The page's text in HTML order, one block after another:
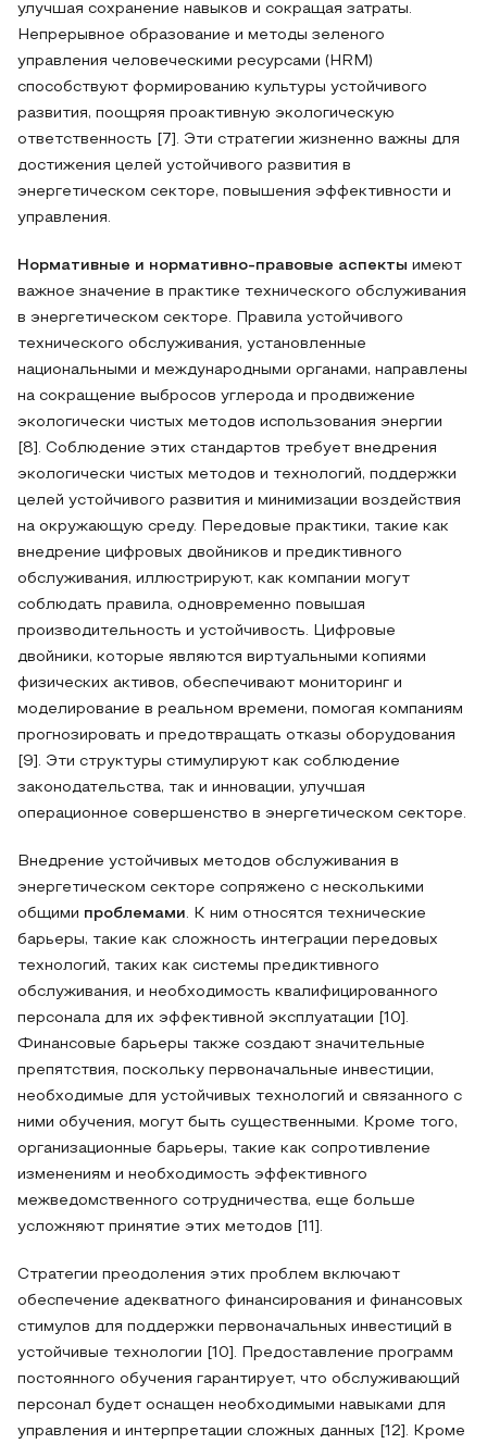
улучшая сохранение навыков и сокращая затраты.
Непрерывное образование и методы зеленого
управления человеческими ресурсами (HRM)
способствуют формированию культуры устойчивого
развития, поощряя проактивную экологическую
ответственность [7]. Эти стратегии жизненно важны для
достижения целей устойчивого развития в
энергетическом секторе, повышения эффективности и
управления.
Нормативные и нормативно-правовые аспекты имеют
важное значение в практике технического обслуживания
в энергетическом секторе. Правила устойчивого
технического обслуживания, установленные
национальными и международными органами, направлены
на сокращение выбросов углерода и продвижение
экологически чистых методов использования энергии
[8]. Соблюдение этих стандартов требует внедрения
экологически чистых методов и технологий, поддержки
целей устойчивого развития и минимизации воздействия
на окружающую среду. Передовые практики, такие как
внедрение цифровых двойников и предиктивного
обслуживания, иллюстрируют, как компании могут
соблюдать правила, одновременно повышая
производительность и устойчивость. Цифровые
двойники, которые являются виртуальными копиями
физических активов, обеспечивают мониторинг и
моделирование в реальном времени, помогая компаниям
прогнозировать и предотвращать отказы оборудования
[9]. Эти структуры стимулируют как соблюдение
законодательства, так и инновации, улучшая
операционное совершенство в энергетическом секторе.
Внедрение устойчивых методов обслуживания в
энергетическом секторе сопряжено с несколькими
общими проблемами. К ним относятся технические
барьеры, такие как сложность интеграции передовых
технологий, таких как системы предиктивного
обслуживания, и необходимость квалифицированного
персонала для их эффективной эксплуатации [10].
Финансовые барьеры также создают значительные
препятствия, поскольку первоначальные инвестиции,
необходимые для устойчивых технологий и связанного с
ними обучения, могут быть существенными. Кроме того,
организационные барьеры, такие как сопротивление
изменениям и необходимость эффективного
межведомственного сотрудничества, еще больше
усложняют принятие этих методов [11].
Стратегии преодоления этих проблем включают
обеспечение адекватного финансирования и финансовых
стимулов для поддержки первоначальных инвестиций в
устойчивые технологии [10]. Предоставление программ
постоянного обучения гарантирует, что обслуживающий
персонал будет оснащен необходимыми навыками для
управления и интерпретации сложных данных [12]. Кроме